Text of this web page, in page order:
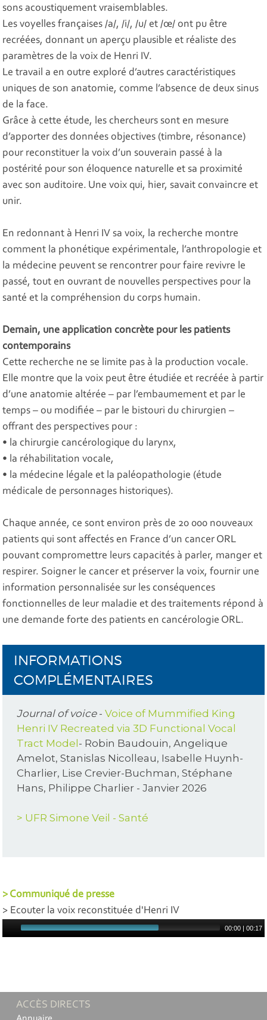
sons acoustiquement vraisemblables.
Les voyelles françaises /a/, /i/, /u/ et /œ/ ont pu être
recréées, donnant un aperçu plausible et réaliste des
paramètres de la voix de Henri IV.
Le travail a en outre exploré d’autres caractéristiques
uniques de son anatomie, comme l’absence de deux sinus
de la face.
Grâce à cette étude, les chercheurs sont en mesure
d’apporter des données objectives (timbre, résonance)
pour reconstituer la voix d’un souverain passé à la
postérité pour son éloquence naturelle et sa proximité
avec son auditoire. Une voix qui, hier, savait convaincre et
unir.
En redonnant à Henri IV sa voix, la recherche montre
comment la phonétique expérimentale, l’anthropologie et
la médecine peuvent se rencontrer pour faire revivre le
passé, tout en ouvrant de nouvelles perspectives pour la
santé et la compréhension du corps humain.
Demain, une application concrète pour les patients
contemporains
Cette recherche ne se limite pas à la production vocale.
Elle montre que la voix peut être étudiée et recréée à partir
d’une anatomie altérée – par l’embaumement et par le
temps – ou modifiée – par le bistouri du chirurgien –
offrant des perspectives pour :
• la chirurgie cancérologique du larynx,
• la réhabilitation vocale,
• la médecine légale et la paléopathologie (étude
médicale de personnages historiques).
Chaque année, ce sont environ près de 20 000 nouveaux
patients qui sont affectés en France d’un cancer ORL
pouvant compromettre leurs capacités à parler, manger et
respirer. Soigner le cancer et préserver la voix, fournir une
information personnalisée sur les conséquences
fonctionnelles de leur maladie et des traitements répond à
une demande forte des patients en cancérologie ORL.
INFORMATIONS
COMPLÉMENTAIRES
Journal of voice-Voice of Mummified King
Henri IV Recreated via 3D Functional Vocal
Tract Model- Robin Baudouin, Angelique
Amelot, Stanislas Nicolleau, Isabelle Huynh-
Charlier, Lise Crevier-Buchman, Stéphane
Hans, Philippe Charlier - Janvier 2026
> UFR Simone Veil - Santé
> Communiqué de presse
> Ecouter la voix reconstituée d'Henri IV
00:00 |00:17
ACCÈS DIRECTS